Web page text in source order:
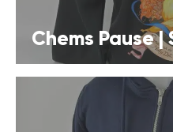
Chems Pause